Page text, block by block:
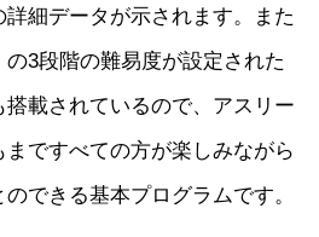
細データが示されます。また
の3段階の難易度が設定された
搭載されているので、アスリー
まですべての方が楽しみながら
できる基本プログラムです。